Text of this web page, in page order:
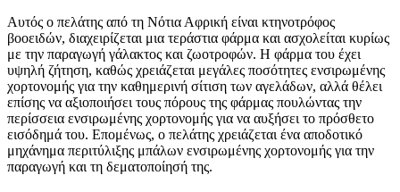
Αυτός ο πελάτης από τη Νότια Αφρική είναι κτηνοτρόφος
βοοειδών, διαχειρίζεται μια τεράστια φάρμα και ασχολείται κυρίως
με την παραγωγή γάλακτος και ζωοτροφών. Η φάρμα του έχει
υψηλή ζήτηση, καθώς χρειάζεται μεγάλες ποσότητες ενσιρωμένης
χορτονομής για την καθημερινή σίτιση των αγελάδων, αλλά θέλει
επίσης να αξιοποιήσει τους πόρους της φάρμας πουλώντας την
περίσσεια ενσιρωμένης χορτονομής για να αυξήσει το πρόσθετο
εισόδημά του. Επομένως, ο πελάτης χρειάζεται ένα αποδοτικό
μηχάνημα περιτύλιξης μπάλων ενσιρωμένης χορτονομής για την
παραγωγή και τη δεματοποίησή της.